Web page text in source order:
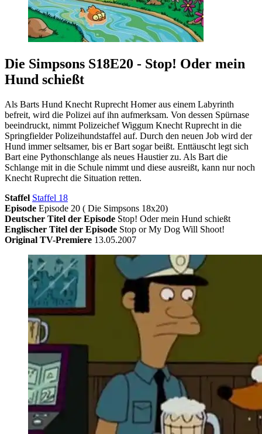
Die Simpsons S18E20 - Stop! Oder mein
Hund schießt
Als Barts Hund Knecht Ruprecht Homer aus einem Labyrinth
befreit, wird die Polizei auf ihn aufmerksam. Von dessen Spürnase
beeindruckt, nimmt Polizeichef Wiggum Knecht Ruprecht in die
Springfielder Polizeihundstaffel auf. Durch den neuen Job wird der
Hund immer seltsamer, bis er Bart sogar beißt. Enttäuscht legt sich
Bart eine Pythonschlange als neues Haustier zu. Als Bart die
Schlange mit in die Schule nimmt und diese ausreißt, kann nur noch
Knecht Ruprecht die Situation retten.
Staffel Staffel 18
Episode Episode 20 ( Die Simpsons 18x20)
Deutscher Titel der Episode Stop! Oder mein Hund schießt
Englischer Titel der Episode Stop or My Dog Will Shoot!
Original TV-Premiere 13.05.2007